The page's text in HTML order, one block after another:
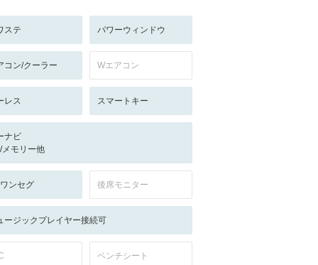
ステ パワーウィンドウ
コン/クーラー Wエアコン
レス スマートキー
ナビ
メモリー他
ンセグ 後席モニター
ージックプレイヤー接続可
ベンチシート